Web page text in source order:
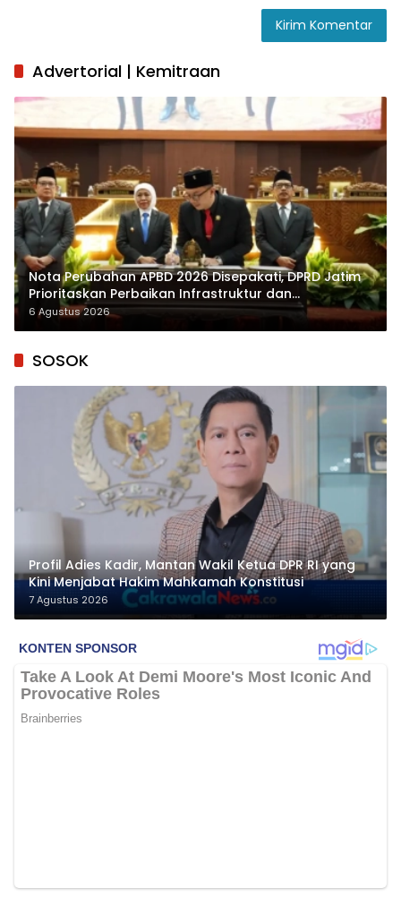
Advertorial | Kemitraan
Nota Perubahan APBD 2026 Disepakati, DPRD Jatim
Prioritaskan Perbaikan Infrastruktur dan
Penyelesaian TPG
6 Agustus 2026
SOSOK
Profil Adies Kadir, Mantan Wakil Ketua DPR RI yang
Kini Menjabat Hakim Mahkamah Konstitusi
7 Agustus 2026